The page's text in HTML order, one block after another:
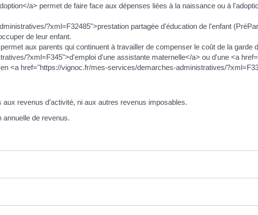
a> permet de faire face aux dépenses liées à la naissance ou à
?xml=F32485">prestation partagée d'éducation de l'enfant
de leur enfant.
aux parents qui continuent à travailler de compenser le coût de la garde
?xml=F345">d'emploi d'une assistante maternelle</a> ou d'une <a
<a href="https://vignoc.fr/mes-services/demarches-administratives/
revenus d’activité, ni aux autres revenus imposables.
de revenus.